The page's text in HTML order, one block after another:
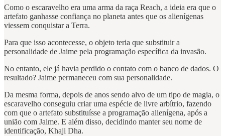
Como o escaravelho era uma arma da raça Reach, a ideia era que o
artefato ganhasse confiança no planeta antes que os alienígenas
viessem conquistar a Terra.
Para que isso acontecesse, o objeto teria que substituir a
personalidade de Jaime pela programação específica da invasão.
No entanto, ele já havia perdido o contato com o banco de dados. O
resultado? Jaime permaneceu com sua personalidade.
Da mesma forma, depois de anos sendo alvo de um tipo de magia, o
escaravelho conseguiu criar uma espécie de livre arbítrio, fazendo
com que o artefato substituísse a programação alienígena, após a
união com Jaime. E além disso, decidindo manter seu nome de
identificação, Khaji Dha.